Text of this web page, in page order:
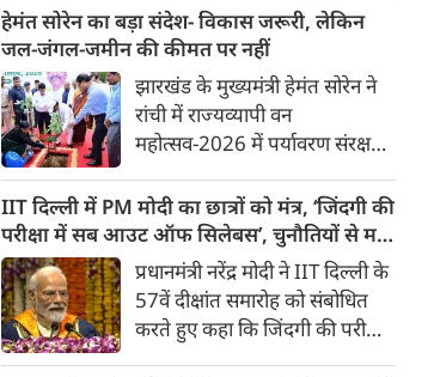
आंदोलन का आज 15वां दिन है।
सर्किट हाउस में सरकार और छात्रों के
प्रतिनिधिमंडल के बीच बातचीत हुई।
पल पल की जानकारी...
हेमंत सोरेन का बड़ा संदेश- विकास जरूरी, लेकिन
जल-जंगल-जमीन की कीमत पर नहीं
झारखंड के मुख्यमंत्री हेमंत सोरेन ने
रांची में राज्यव्यापी वन
महोत्सव-2026 में पर्यावरण संरक्षण
विकास जरूरी है, लेकिन जल, जंगल
और जमीन की कीमत पर नहीं।
सरकार इंसान, वन्यजीव और
पर्यावरण के लिए उपयोगी पेड़ों को
प्राथमिकता देगी।
IIT दिल्ली में PM मोदी का छात्रों को मंत्र, ‘जिंदगी की
परीक्षा में सब आउट ऑफ सिलेबस’, चुनौतियों से मत
घबराना
प्रधानमंत्री नरेंद्र मोदी ने IIT दिल्ली के
57वें दीक्षांत समारोह को संबोधित
करते हुए कहा कि जिंदगी की परीक्षा